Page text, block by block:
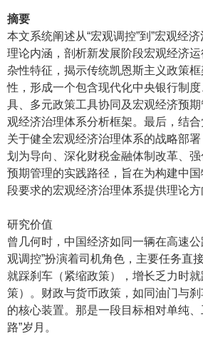
摘要
本文系统阐述从“宏观调控”到”宏观经
理论内涵，剖析新发展阶段宏观经济运
杂性特征，揭示传统凯恩斯主义政策
性，形成一个包含现代化中央银行制
具、多元政策工具协同及宏观经济预
观经济治理体系分析框架。最后，结
关于健全宏观经济治理体系的战略部
划为导向、深化财税金融体制改革、
预期管理的实践路径，旨在为构建中
段要求的宏观经济治理体系提供理论方
研究价值
曾几何时，中国经济如同一辆在高速
观调控”扮演着司机角色，主要任务直
就踩刹车（紧缩政策），增长乏力时
策）。财政与货币政策，如同油门与
的核心装置。那是一段目标相对单纯
路”岁月。